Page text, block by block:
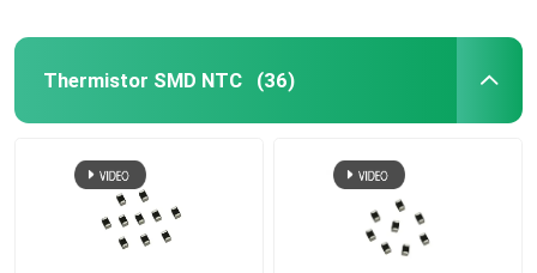
Thermistor SMD NTC (36)